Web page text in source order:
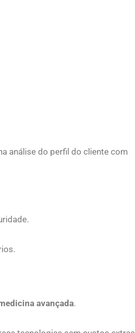
análise do perfil do cliente com
avançada.